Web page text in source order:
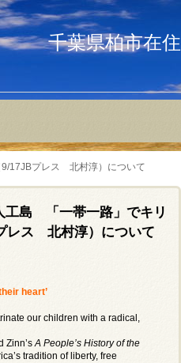
千葉県柏市在住
9/17JBプレス 北村淳）について
工島 「一帯一路」でキリ
レス 北村淳）について
heart’
our children with a radical,
Zinn’s A People’s History of the
tradition of liberty, free